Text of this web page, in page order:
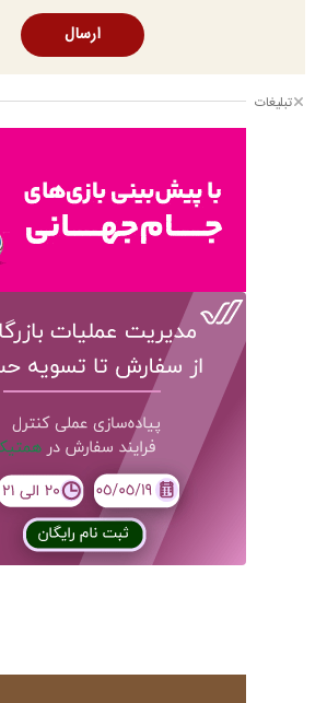
ارسال
تبلیغات